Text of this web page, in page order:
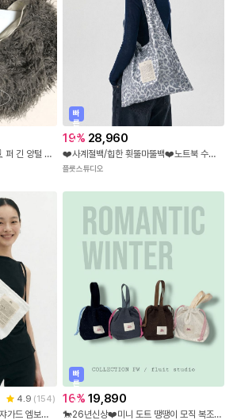
☃️겨울신상/노트북수납가능💻 퍼 긴 양털 가죽안감 토트숄더백
빠
른
출
발
19% 28,960
❤️사계절백/힙한 휫뚤마뚤백❤️노트북 수납 글로시 송치터치 레오파드 실버호피 숄더백
플룻스튜디오
4.9 (154)
[클러치세트특가/노트북수납]쟈가드 엠보싱 숄더백 에코백 파우치 세트
빠
른
출
발
16% 19,890
🐎26년신상❤️미니 도트 땡땡이 모직 복조리 파우치백 토트백